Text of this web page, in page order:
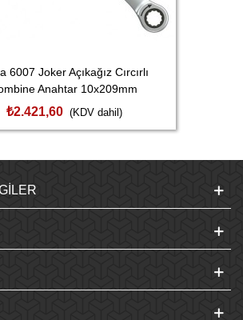
6007 Joker Açıkağız Cırcırlı
Anahtar 10x209mm
05020351001
₺2.421,60 (KDV dahil)